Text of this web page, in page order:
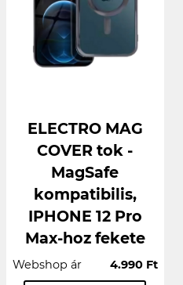
ELECTRO MAG
COVER tok -
MagSafe
kompatibilis,
IPHONE 12 Pro
Max-hoz fekete
Webshop ár 4.990 Ft